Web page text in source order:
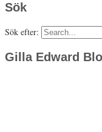
Sök
Sök efter:
Gilla Edward